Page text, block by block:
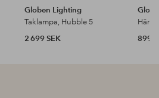
Globen Lighting
Taklampa, Hubble 5
2 699 SEK
899